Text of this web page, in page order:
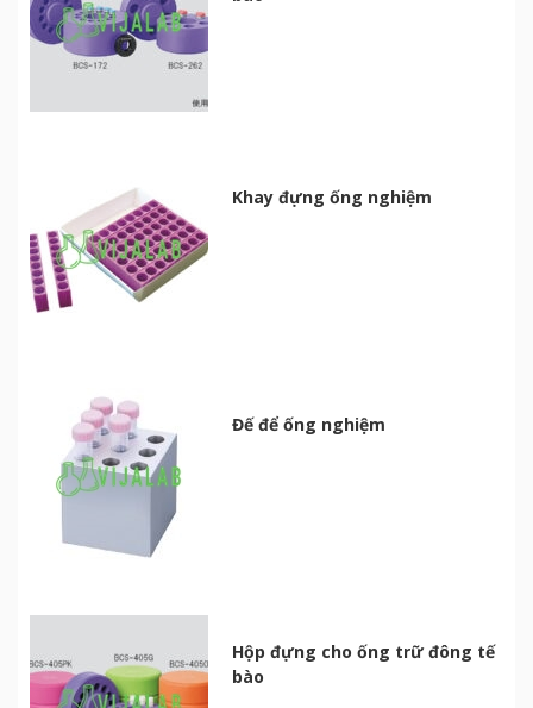
Khay đựng ống nghiệm
Đế để ống nghiệm
Hộp đựng cho ống trữ đông tế
bào